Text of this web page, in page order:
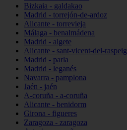
Bizkaia - galdakao
Madrid - torrejón-de-ardoz
Alicante - torrevieja
Málaga - benalmádena
Madrid - algete
Alicante - sant-vicent-del-raspeig
Madrid - parla
Madrid - leganés
Navarra - pamplona
Jaén - jaén
A-coruña - a-coruña
Alicante - benidorm
Girona - figueres
Zaragoza - zaragoza